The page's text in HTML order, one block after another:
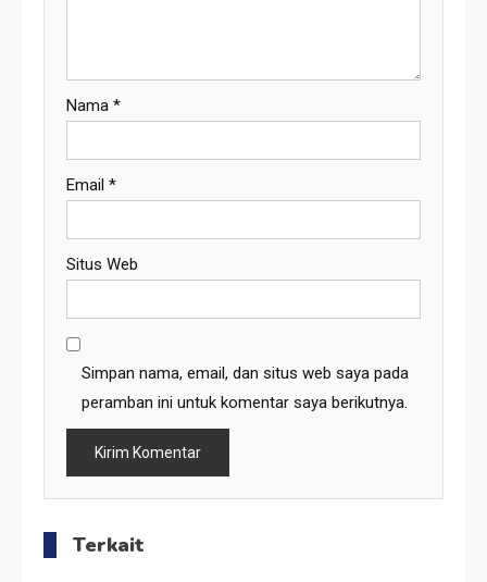
Nama *
Email *
Situs Web
Simpan nama, email, dan situs web saya pada
peramban ini untuk komentar saya berikutnya.
Terkait